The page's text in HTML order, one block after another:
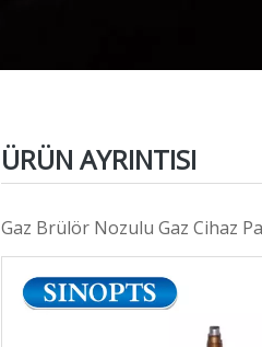
ÜRÜN AYRINTISI
Gaz Brülör Nozulu Gaz Cihaz